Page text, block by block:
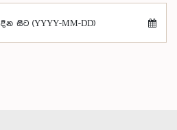
දින සිට (YYYY-MM-DD)